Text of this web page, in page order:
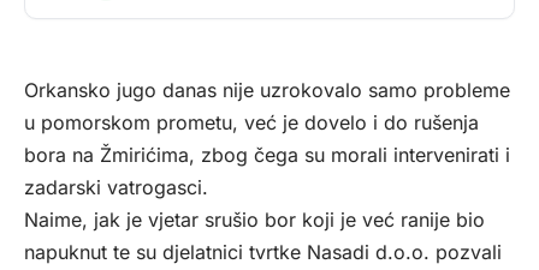
Orkansko jugo danas nije uzrokovalo samo probleme
u pomorskom prometu, već je dovelo i do rušenja
bora na Žmirićima, zbog čega su morali intervenirati i
zadarski vatrogasci.
Naime, jak je vjetar srušio bor koji je već ranije bio
napuknut te su djelatnici tvrtke Nasadi d.o.o. pozvali